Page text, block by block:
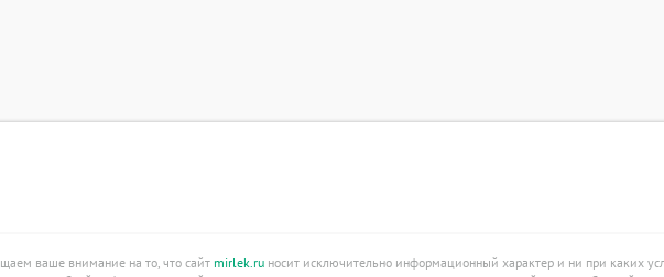
ваше внимание на то, что сайт mirlek.ruносит исключительно информационный характер и ни при каких